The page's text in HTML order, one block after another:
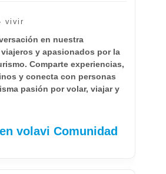
vivir
en nuestra
y apasionados por la
Comparte experiencias,
y conecta con personas
pasión por volar, viajar y
volavi Comunidad